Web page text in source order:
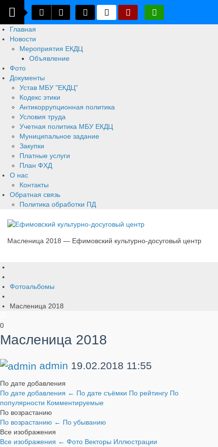
Главная
Новости
Мероприятия ЕКДЦ
Объявление
Фото
Документы
Устав МБУ "ЕКДЦ"
Кодекс этики
Антикоррупционная политика
Условия труда
Учетная политика МБУ ЕКДЦ
Муниципальное задание
Закупки
Платные услуги
План ФХД
О нас
Контакты
Обратная связь
Политика обработки ПД
Масленица 2018 — Ефимовский культурно-досуговый центр
Фотоальбомы
Масленица 2018
0
Масленица 2018
admin 19.02.2018 11:55
По дате добавления
По дате добавления ← По дате съёмки По рейтингу По
популярности Комментируемые
По возрастанию
По возрастанию ← По убыванию
Все изображения
Все изображения ← Фото Векторы Иллюстрации